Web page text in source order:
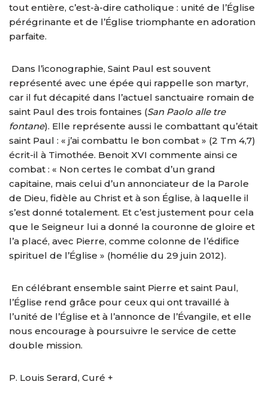
tout entière, c’est-à-dire catholique : unité de l’Église
pérégrinante et de l’Église triomphante en adoration
parfaite.
Dans l’iconographie, Saint Paul est souvent
représenté avec une épée qui rappelle son martyr,
car il fut décapité dans l’actuel sanctuaire romain de
saint Paul des trois fontaines (San Paolo alle tre
fontane). Elle représente aussi le combattant qu’était
saint Paul : « j’ai combattu le bon combat » (2 Tm 4,7)
écrit-il à Timothée. Benoit XVI commente ainsi ce
combat : « Non certes le combat d’un grand
capitaine, mais celui d’un annonciateur de la Parole
de Dieu, fidèle au Christ et à son Église, à laquelle il
s’est donné totalement. Et c’est justement pour cela
que le Seigneur lui a donné la couronne de gloire et
l’a placé, avec Pierre, comme colonne de l’édifice
spirituel de l’Église » (homélie du 29 juin 2012).
En célébrant ensemble saint Pierre et saint Paul,
l’Église rend grâce pour ceux qui ont travaillé à
l’unité de l’Église et à l’annonce de l’Évangile, et elle
nous encourage à poursuivre le service de cette
double mission.
P. Louis Serard, Curé +